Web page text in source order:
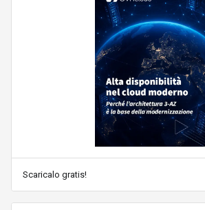
Scaricalo gratis!